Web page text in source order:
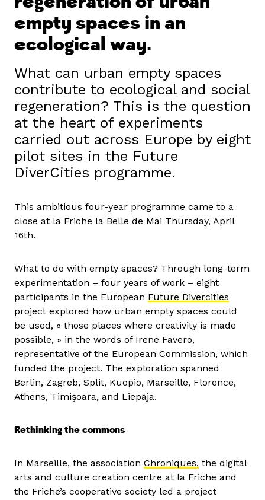
empty spaces in an
ecological way.
What can urban empty spaces
contribute to ecological and social
regeneration? This is the question
at the heart of experiments
carried out across Europe by eight
pilot sites in the Future
DiverCities programme.
This ambitious four-year programme came to a
close at la Friche la Belle de Mai Thursday, April
16th.
What to do with empty spaces? Through long-term
experimentation – four years of work – eight
participants in the European Future Divercities
project explored how urban empty spaces could
be used, « those places where creativity is made
possible, » in the words of Irene Favero,
representative of the European Commission, which
funded the project. The exploration spanned
Berlin, Zagreb, Split, Kuopio, Marseille, Florence,
Athens, Timişoara, and Liepāja.
Rethinking the commons
In Marseille, the association Chroniques, the digital
arts and culture creation centre at la Friche and
the Friche’s cooperative society led a project